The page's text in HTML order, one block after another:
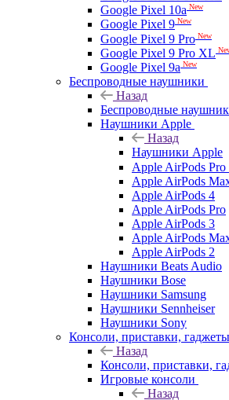
Google Pixel 10a New
Google Pixel 9 New
Google Pixel 9 Pro New
Google Pixel 9 Pro XL
Google Pixel 9a New
Беспроводные наушники
Назад
Беспроводные
Наушники Apple
Назад
Наушники Apple
Apple AirPods Pro
Apple AirPods
Apple AirPods 4
Apple AirPods Pro
Apple AirPods 3
Apple AirPods
Apple AirPods 2
Наушники Beats Audio
Наушники Bose
Наушники Samsung
Наушники Sennheiser
Наушники Sony
Консоли, приставки, гаджеты
Назад
Консоли, приставки,
Игровые консоли
Назад